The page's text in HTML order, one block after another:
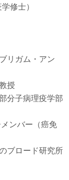
修士）
リガム・アン
授
分子病理疫学部
ンバー（癌免
ブロード研究所